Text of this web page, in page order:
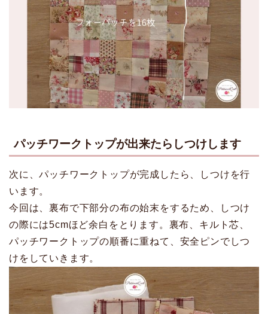
パッチワークトップが出来たらしつけします
次に、パッチワークトップが完成したら、しつけを行
います。
今回は、裏布で下部分の布の始末をするため、しつけ
の際には5cmほど余白をとります。裏布、キルト芯、
パッチワークトップの順番に重ねて、安全ピンでしつ
けをしていきます。